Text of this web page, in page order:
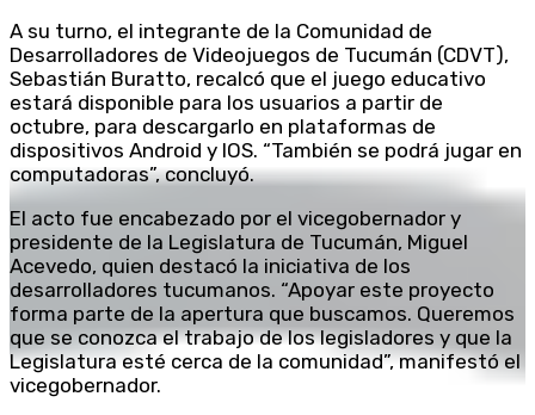
A su turno, el integrante de la Comunidad de
Desarrolladores de Videojuegos de Tucumán (CDVT),
Sebastián Buratto, recalcó que el juego educativo
estará disponible para los usuarios a partir de
octubre, para descargarlo en plataformas de
dispositivos Android y IOS. “También se podrá jugar en
computadoras”, concluyó.
El acto fue encabezado por el vicegobernador y
presidente de la Legislatura de Tucumán, Miguel
Acevedo, quien destacó la iniciativa de los
desarrolladores tucumanos. “Apoyar este proyecto
forma parte de la apertura que buscamos. Queremos
que se conozca el trabajo de los legisladores y que la
Legislatura esté cerca de la comunidad”, manifestó el
vicegobernador.